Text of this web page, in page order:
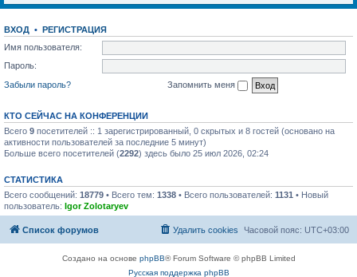
ВХОД • РЕГИСТРАЦИЯ
Имя пользователя:
Пароль:
Забыли пароль?
Запомнить меня
КТО СЕЙЧАС НА КОНФЕРЕНЦИИ
Всего 9 посетителей :: 1 зарегистрированный, 0 скрытых и 8 гостей (основано на
активности пользователей за последние 5 минут)
Больше всего посетителей (2292) здесь было 25 июл 2026, 02:24
СТАТИСТИКА
Всего сообщений: 18779 • Всего тем: 1338 • Всего пользователей: 1131 • Новый
пользователь: Igor Zolotaryev
Список форумов Часовой пояс: UTC+03:00
Удалить cookies
Создано на основе phpBB® Forum Software © phpBB Limited
Русская поддержка phpBB